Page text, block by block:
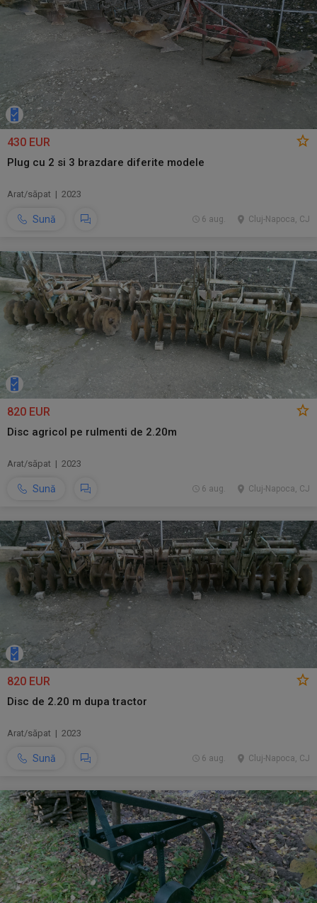
430 EUR
Plug cu 2 si 3 brazdare diferite modele
Arat/săpat | 2023
Sună Cluj-Napoca, CJ
6 aug.
820 EUR
Disc agricol pe rulmenti de 2.20m
Arat/săpat | 2023
Sună Cluj-Napoca, CJ
6 aug.
820 EUR
Disc de 2.20 m dupa tractor
Arat/săpat | 2023
Sună Cluj-Napoca, CJ
6 aug.